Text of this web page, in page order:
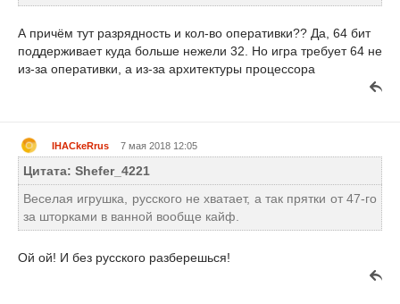
А причём тут разрядность и кол-во оперативки?? Да, 64 бит
поддерживает куда больше нежели 32. Но игра требует 64 не
из-за оперативки, а из-за архитектуры процессора
IHACkeRrus 7 мая 2018 12:05
Цитата: Shefer_4221
Веселая игрушка, русского не хватает, а так прятки от 47-го
за шторками в ванной вообще кайф.
Ой ой! И без русского разберешься!